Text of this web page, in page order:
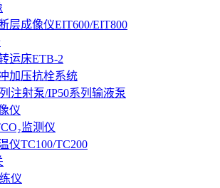
层成像仪EIT600/EIT800
运床ETB-2
加压抗栓系统
注射泵/IP50系列输液泵
仪
监测仪
仪TC100/TC200
仪